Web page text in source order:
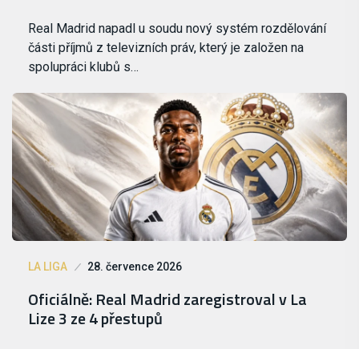
Real Madrid napadl u soudu nový systém rozdělování
části příjmů z televizních práv, který je založen na
spolupráci klubů s…
LA LIGA 28. července 2026
Oficiálně: Real Madrid zaregistroval v La
Lize 3 ze 4 přestupů